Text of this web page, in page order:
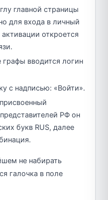
главной страницы
для входа в личный
откроется
вводится логин
с надписью: «Войти».
РФ он
букв RUS, далее
не набирать
галочка в поле